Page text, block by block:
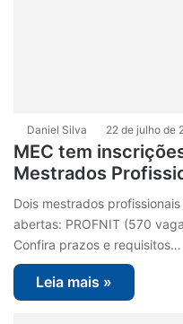
Daniel Silva 22 de julho de
MEC tem
Mestrados
Dois mestrados
abertas: PROFNIT (570
Confira prazos e requisitos…
Leia mais »